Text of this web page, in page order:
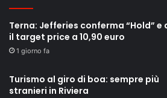
Terna: Jefferies conferma “Hold” e
il target price a 10,90 euro
1 giorno fa
Turismo al giro di boa: sempre più
stranieri in Riviera